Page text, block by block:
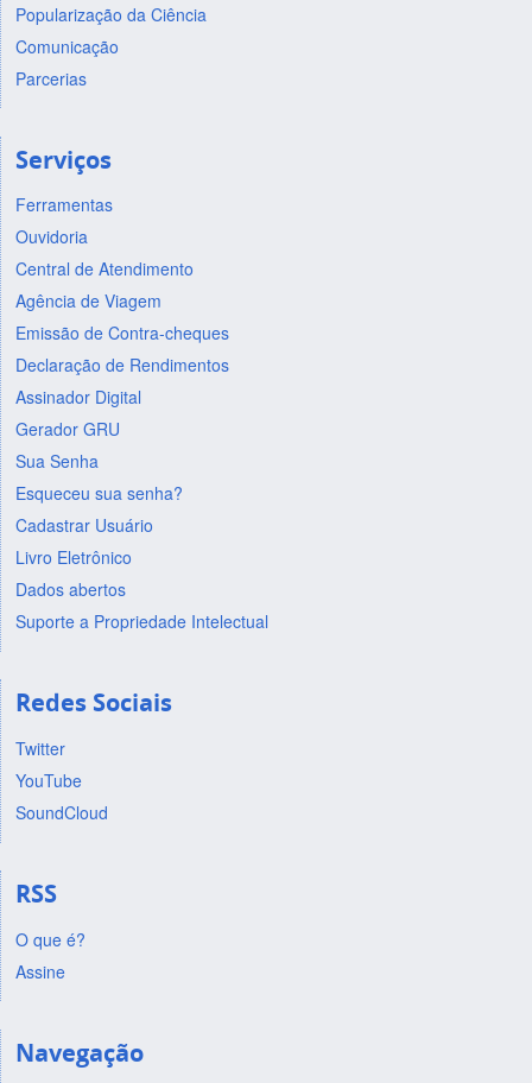
Popularização da Ciência
Comunicação
Parcerias
Serviços
Ferramentas
Ouvidoria
Central de Atendimento
Agência de Viagem
Emissão de Contra-cheques
Declaração de Rendimentos
Assinador Digital
Gerador GRU
Sua Senha
Esqueceu sua senha?
Cadastrar Usuário
Livro Eletrônico
Dados abertos
Suporte a Propriedade Intelectual
Redes Sociais
Twitter
YouTube
SoundCloud
RSS
O que é?
Assine
Navegação